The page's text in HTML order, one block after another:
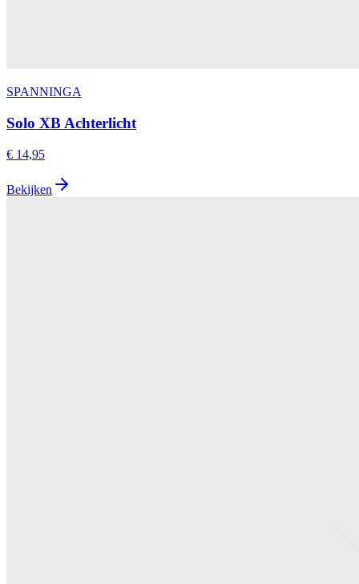
SPANNINGA
Solo XB Achterlicht
€ 14,95
Bekijken